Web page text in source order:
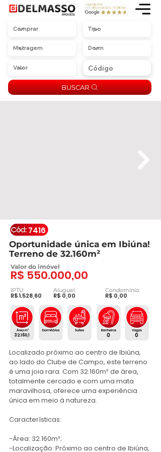
BUSCAR
7416
Oportunidade única em Ibiúna!
Terreno de 32.160m²
Valor do imóvel
R$ 550.000,00
IPTU
R$ 1.528,60
Aluguel
R$ 0,00
Condomínio
R$ 0,00
0 0
32.160,1
Localizado próximo ao centro de Ibiúna,
ao lado do Clube de Campo, este terreno
é uma joia rara. Com 32.160m² de área,
totalmente cercado e com uma mata
maravilhosa, oferece uma experiência
única em meio à natureza.
Características:
-Área: 32.160m²;
-Localização: Próximo ao centro de Ibiúna,